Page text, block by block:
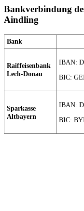
Bankverbindung
Aindling
Bank
Raiffeisenbank
Lech-Donau
IBAN:
BIC:
Sparkasse
Altbayern
IBAN:
BIC: